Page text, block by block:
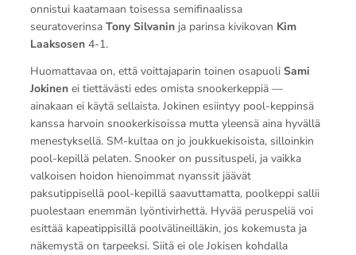
onnistui kaatamaan toisessa semifinaalissa
seuratoverinsa Tony Silvaninja parinsa kivikovan Kim
Laaksosen4-1.
Huomattavaa on, että voittajaparin toinen osapuoli Sami
Jokinenei tiettävästi edes omista snookerkeppiä —
ainakaan ei käytä sellaista. Jokinen esiintyy pool-keppinsä
kanssa harvoin snookerkisoissa mutta yleensä aina hyvällä
menestyksellä. SM-kultaa on jo joukkuekisoista, silloinkin
pool-kepillä pelaten. Snooker on pussituspeli, ja vaikka
valkoisen hoidon hienoimmat nyanssit jäävät
paksutippisellä pool-kepillä saavuttamatta, poolkeppi sallii
puolestaan enemmän lyöntivirhettä. Hyvää peruspeliä voi
esittää kapeatippisillä poolvälineilläkin, jos kokemusta ja
näkemystä on tarpeeksi. Siitä ei ole Jokisen kohdalla